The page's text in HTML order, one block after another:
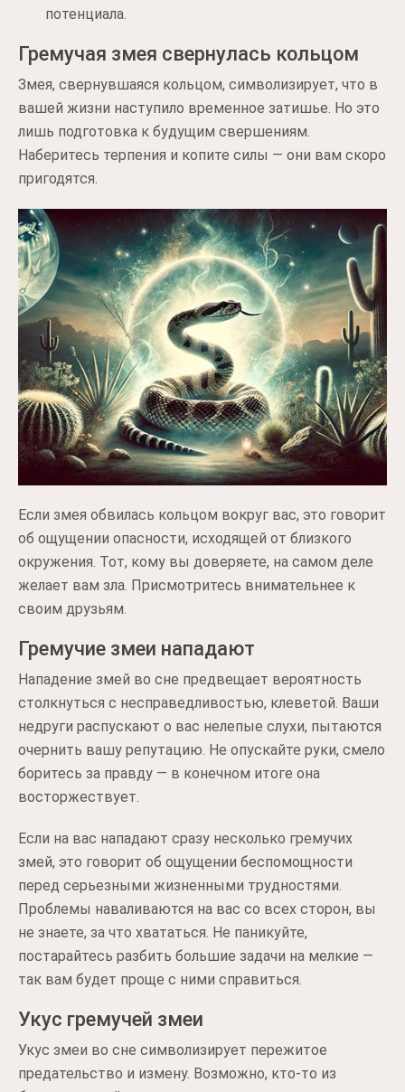
потенциала.
Гремучая змея свернулась кольцом
Змея, свернувшаяся кольцом, символизирует, что в
вашей жизни наступило временное затишье. Но это
лишь подготовка к будущим свершениям.
Наберитесь терпения и копите силы — они вам скоро
пригодятся.
Если змея обвилась кольцом вокруг вас, это говорит
об ощущении опасности, исходящей от близкого
окружения. Тот, кому вы доверяете, на самом деле
желает вам зла. Присмотритесь внимательнее к
своим друзьям.
Гремучие змеи нападают
Нападение змей во сне предвещает вероятность
столкнуться с несправедливостью, клеветой. Ваши
недруги распускают о вас нелепые слухи, пытаются
очернить вашу репутацию. Не опускайте руки, смело
боритесь за правду — в конечном итоге она
восторжествует.
Если на вас нападают сразу несколько гремучих
змей, это говорит об ощущении беспомощности
перед серьезными жизненными трудностями.
Проблемы наваливаются на вас со всех сторон, вы
не знаете, за что хвататься. Не паникуйте,
постарайтесь разбить большие задачи на мелкие —
так вам будет проще с ними справиться.
Укус гремучей змеи
Укус змеи во сне символизирует пережитое
предательство и измену. Возможно, кто-то из